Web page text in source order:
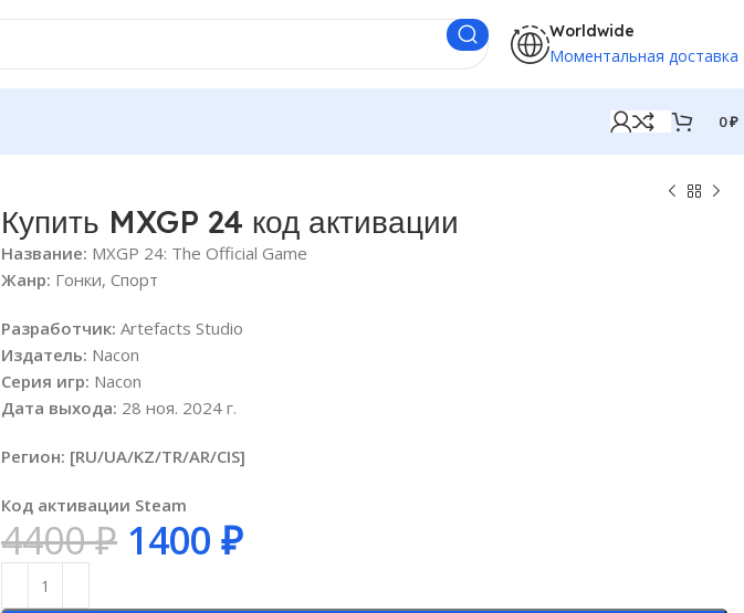
Worldwide
Моментальная доставка
0₽
Купить MXGP 24 код активации
Название: MXGP 24: The Official Game
Жанр: Гонки, Спорт
Разработчик: Artefacts Studio
Издатель: Nacon
Серия игр: Nacon
Дата выхода: 28 ноя. 2024 г.
Регион: [RU/UA/KZ/TR/AR/CIS]
Код активации Steam
4400₽ 1400 ₽